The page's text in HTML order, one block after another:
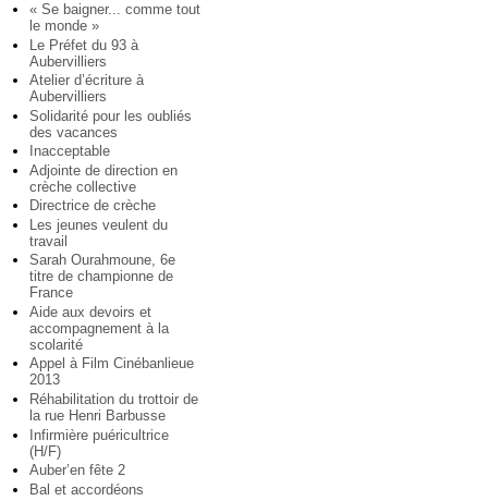
« Se baigner... comme tout
le monde »
Le Préfet du 93 à
Aubervilliers
Atelier d’écriture à
Aubervilliers
Solidarité pour les oubliés
des vacances
Inacceptable
Adjointe de direction en
crèche collective
Directrice de crèche
Les jeunes veulent du
travail
Sarah Ourahmoune, 6e
titre de championne de
France
Aide aux devoirs et
accompagnement à la
scolarité
Appel à Film Cinébanlieue
2013
Réhabilitation du trottoir de
la rue Henri Barbusse
Infirmière puéricultrice
(H/F)
Auber’en fête 2
Bal et accordéons